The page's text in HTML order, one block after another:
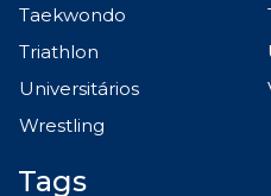
Taekwondo
Triathlon
Universitários
Wrestling
Tags